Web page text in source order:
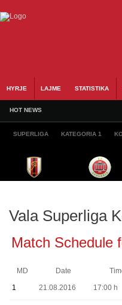
HYRJE LAJME STATISTIKA
HOT NEWS
SUPERLIGA KATEGORIA 1
Vala Superliga
Match Schedule
MD Date
1
21.08.2016 17:00 h